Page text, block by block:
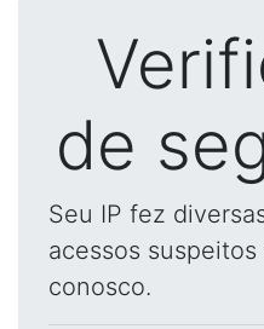
de
Seu IP fez
acessos
conosco.